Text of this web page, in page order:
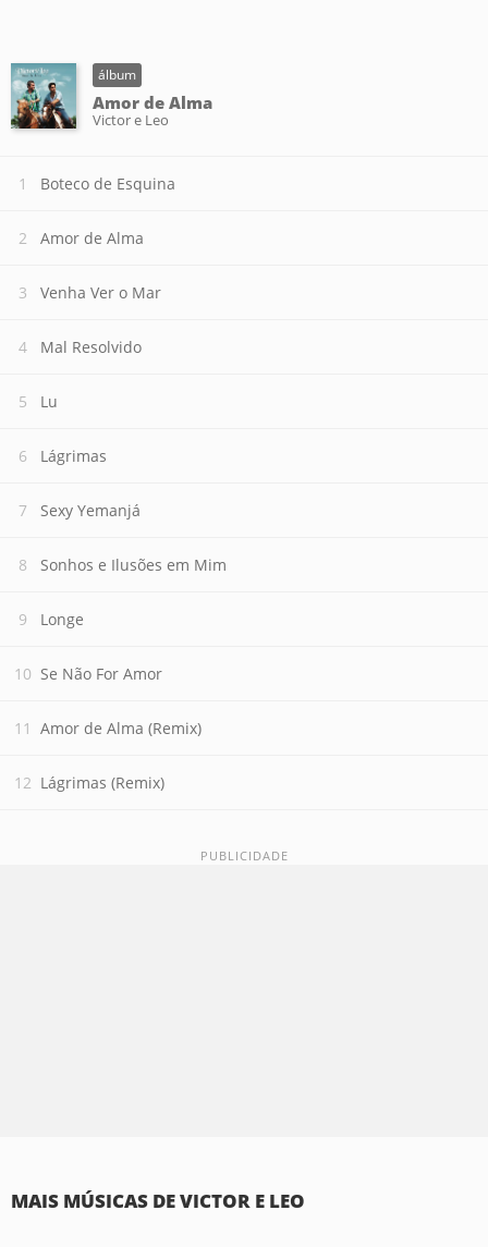
álbum
Amor de Alma
Victor e Leo
Boteco de Esquina
Amor de Alma
Venha Ver o Mar
Mal Resolvido
Lu
Lágrimas
Sexy Yemanjá
Sonhos e Ilusões em Mim
Longe
Se Não For Amor
Amor de Alma (Remix)
Lágrimas (Remix)
MAIS MÚSICAS DE VICTOR E LEO